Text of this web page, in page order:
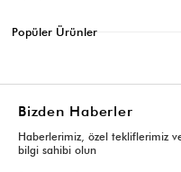
Bizden Haberler
Haberlerimiz, özel tekliflerimiz
bilgi sahibi olun
Popüler Ürünler